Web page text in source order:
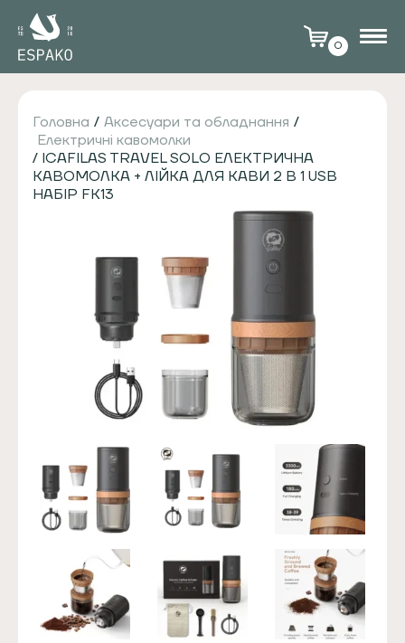
0
Головна / Аксесуари та обладнання /
Електричні кавомолки
/ ICAFILAS TRAVEL SOLO ЕЛЕКТРИЧНА
КАВОМОЛКА + ЛІЙКА ДЛЯ КАВИ 2 В 1 USB
НАБІР FK13